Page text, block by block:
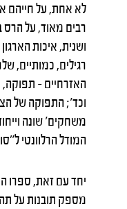
לא אחת, על חייהם
רבים מאוד, על הרס
ושנית, איכות
רגילים, כמותיים,
האזרחיים – תפוקה,
וכד'; התפוקה של
משחקים' שונה
המודל הרלוונטי
יחד עם זאת, ספרו
מספק תובנות על